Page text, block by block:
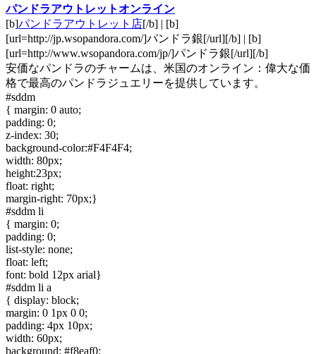
パンドラアウトレットオンライン
[b]パンドラアウトレット店[/b] | [b]
[url=http://jp.wsopandora.com/]パンドラ銀[/url][/b] | [b]
[url=http://www.wsopandora.com/jp/]パンドラ銀[/url][/b]
安価なパンドラのチャームは、米国のオンライン：偉大な価
格で最高のパンドラジュエリーを提供しています。
#sddm
{ margin: 0 auto;
padding: 0;
z-index: 30;
background-color:#F4F4F4;
width: 80px;
height:23px;
float: right;
margin-right: 70px;}
#sddm li
{ margin: 0;
padding: 0;
list-style: none;
float: left;
font: bold 12px arial}
#sddm li a
{ display: block;
margin: 0 1px 0 0;
padding: 4px 10px;
width: 60px;
background: #f8eaf0;